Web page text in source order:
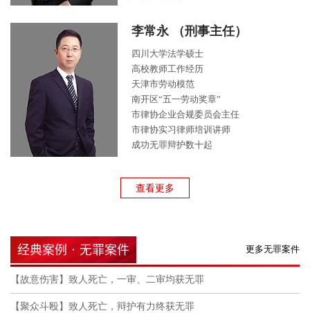
李常永 （刑事主任）
四川大学法学硕士
高校教师工作经历
天津市劳动模范
南开区“五一劳动奖章”
市律协企业合规委员会主任
市律协实习律师培训讲师
成功无罪辩护数十起
查看更多
经典案例 · 无罪案件 更多无罪案件
【故意伤害】致人死亡，一审、二审均获无罪
【聚众斗殴】致人死亡，辩护有力终获无罪